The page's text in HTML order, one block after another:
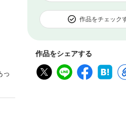
作品をチェック
作品をシェアする
っ